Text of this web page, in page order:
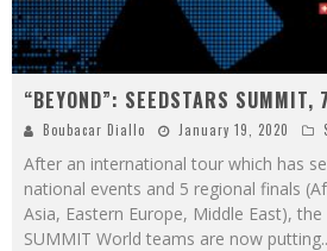
“BEYOND”: SEEDSTARS SUMMIT,
Boubacar Diallo January 19, 2020
After an international tour which has
national events and 5 regional finals
Asia, Eastern Europe, Middle East), the
SUMMIT World teams are now putting